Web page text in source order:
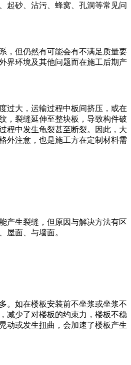
起砂、沾污、蜂窝、孔洞等常见问
，但仍然有可能会有不满足质量要
界环境及其他问题而在施工后期产
过大，运输过程中板间挤压，或在
，裂缝延伸至整块板，导致构件破
程中发生龟裂甚至断裂。因此，大
外注意，也是施工方在定制材料需
产生裂缝，但原因与解决方法有区
屋面、与墙面。
。如在楼板安装前不坐浆或坐浆不
减少了对楼板的约束力，楼板不稳
动或发生扭曲，会加速了楼板产生